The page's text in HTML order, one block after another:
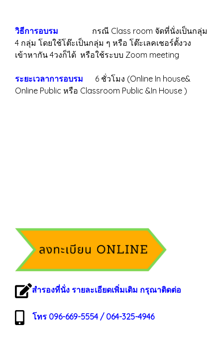
วิธีการอบรม กรณี Class room จัดที่นั่งเป็นกลุ่ม
4 กลุ่ม โดยใช้โต๊ะเป็นกลุ่ม ๆ หรือ โต๊ะเลคเชอร์ตั้งวง
เข้าหากัน 4วงก็ได้ หรือใช้ระบบ Zoom meeting
ระยะเวลาการอบรม 6 ชั่วโมง (Online In house&
Online Public หรือ Classroom Public &In House )
สำรองที่นั่ง รายละเอียดเพิ่มเติม กรุณาติดต่อ
โทร 096-669-5554 / 064-325-4946